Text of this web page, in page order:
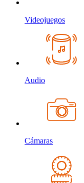
Videojuegos
Audio
Cámaras